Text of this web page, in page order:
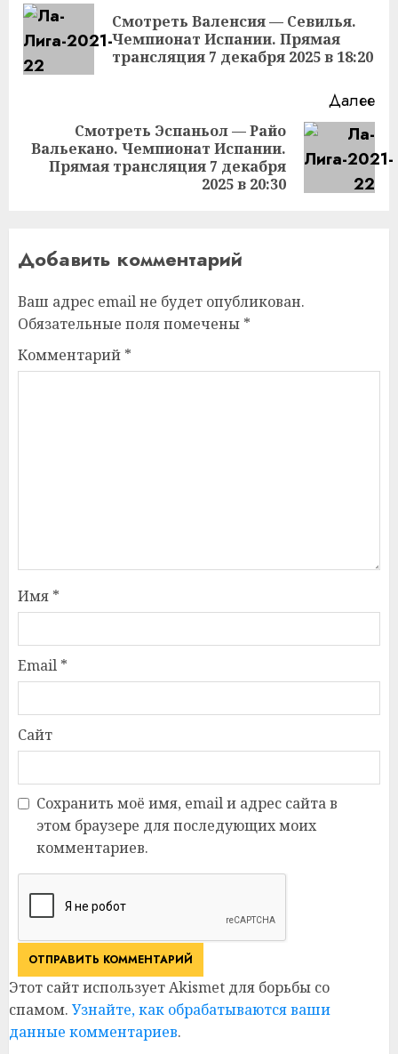
чтение
Смотреть Валенсия — Севилья.
Чемпионат Испании. Прямая
трансляция 7 декабря 2025 в 18:20
Далее
Следующая
запись:
Смотреть Эспаньол — Райо
Вальекано. Чемпионат Испании.
Прямая трансляция 7 декабря
2025 в 20:30
Добавить комментарий
Ваш адрес email не будет опубликован.
Обязательные поля помечены *
Комментарий *
Имя *
Email *
Сайт
Сохранить моё имя, email и адрес сайта в
этом браузере для последующих моих
комментариев.
Этот сайт использует Akismet для борьбы со
спамом. Узнайте, как обрабатываются ваши
данные комментариев.